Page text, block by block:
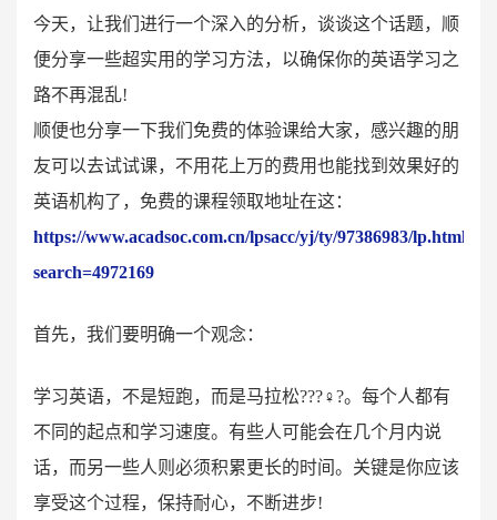
今天，让我们进行一个深入的分析，谈谈这个话题，顺
便分享一些超实用的学习方法，以确保你的英语学习之
路不再混乱!
顺便也分享一下我们免费的体验课给大家，感兴趣的朋
友可以去试试课，不用花上万的费用也能找到效果好的
英语机构了，免费的课程领取地址在这：
https://www.acadsoc.com.cn/lpsacc/yj/ty/97386983/lp.html?
search=4972169
首先，我们要明确一个观念：
学习英语，不是短跑，而是马拉松???♀?。每个人都有
不同的起点和学习速度。有些人可能会在几个月内说
话，而另一些人则必须积累更长的时间。关键是你应该
享受这个过程，保持耐心，不断进步!